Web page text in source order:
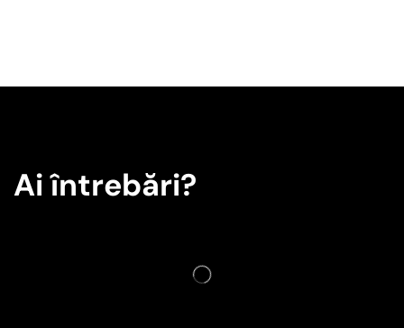
Ai întrebări?